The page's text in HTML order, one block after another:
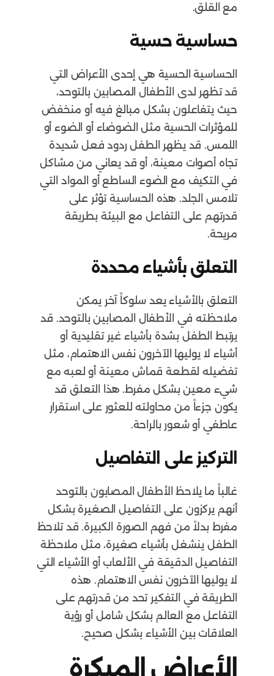
مع القلق.
حساسية حسية
الحساسية الحسية هي إحدى الأعراض التي
قد تظهر لدى الأطفال المصابين بالتوحد،
حيث يتفاعلون بشكل مبالغ فيه أو منخفض
للمؤثرات الحسية مثل الضوضاء أو الضوء أو
اللمس. قد يظهر الطفل ردود فعل شديدة
تجاه أصوات معينة، أو قد يعاني من مشاكل
في التكيف مع الضوء الساطع أو المواد التي
تلامس الجلد. هذه الحساسية تؤثر على
قدرتهم على التفاعل مع البيئة بطريقة
مريحة.
التعلق بأشياء محددة
التعلق بالأشياء يعد سلوكاً آخر يمكن
ملاحظته في الأطفال المصابين بالتوحد. قد
يرتبط الطفل بشدة بأشياء غير تقليدية أو
أشياء لا يوليها الآخرون نفس الاهتمام، مثل
تفضيله لقطعة قماش معينة أو لعبه مع
شيء معين بشكل مفرط. هذا التعلق قد
يكون جزءاً من محاولته للعثور على استقرار
عاطفي أو شعور بالراحة.
التركيز على التفاصيل
غالباً ما يلاحظ الأطفال المصابون بالتوحد
أنهم يركزون على التفاصيل الصغيرة بشكل
مفرط بدلاً من فهم الصورة الكبيرة. قد تلاحظ
الطفل ينشغل بأشياء صغيرة، مثل ملاحظة
التفاصيل الدقيقة في الألعاب أو الأشياء التي
لا يوليها الآخرون نفس الاهتمام. هذه
الطريقة في التفكير تحد من قدرتهم على
التفاعل مع العالم بشكل شامل أو رؤية
العلاقات بين الأشياء بشكل صحيح.
الأعراض المبكرة